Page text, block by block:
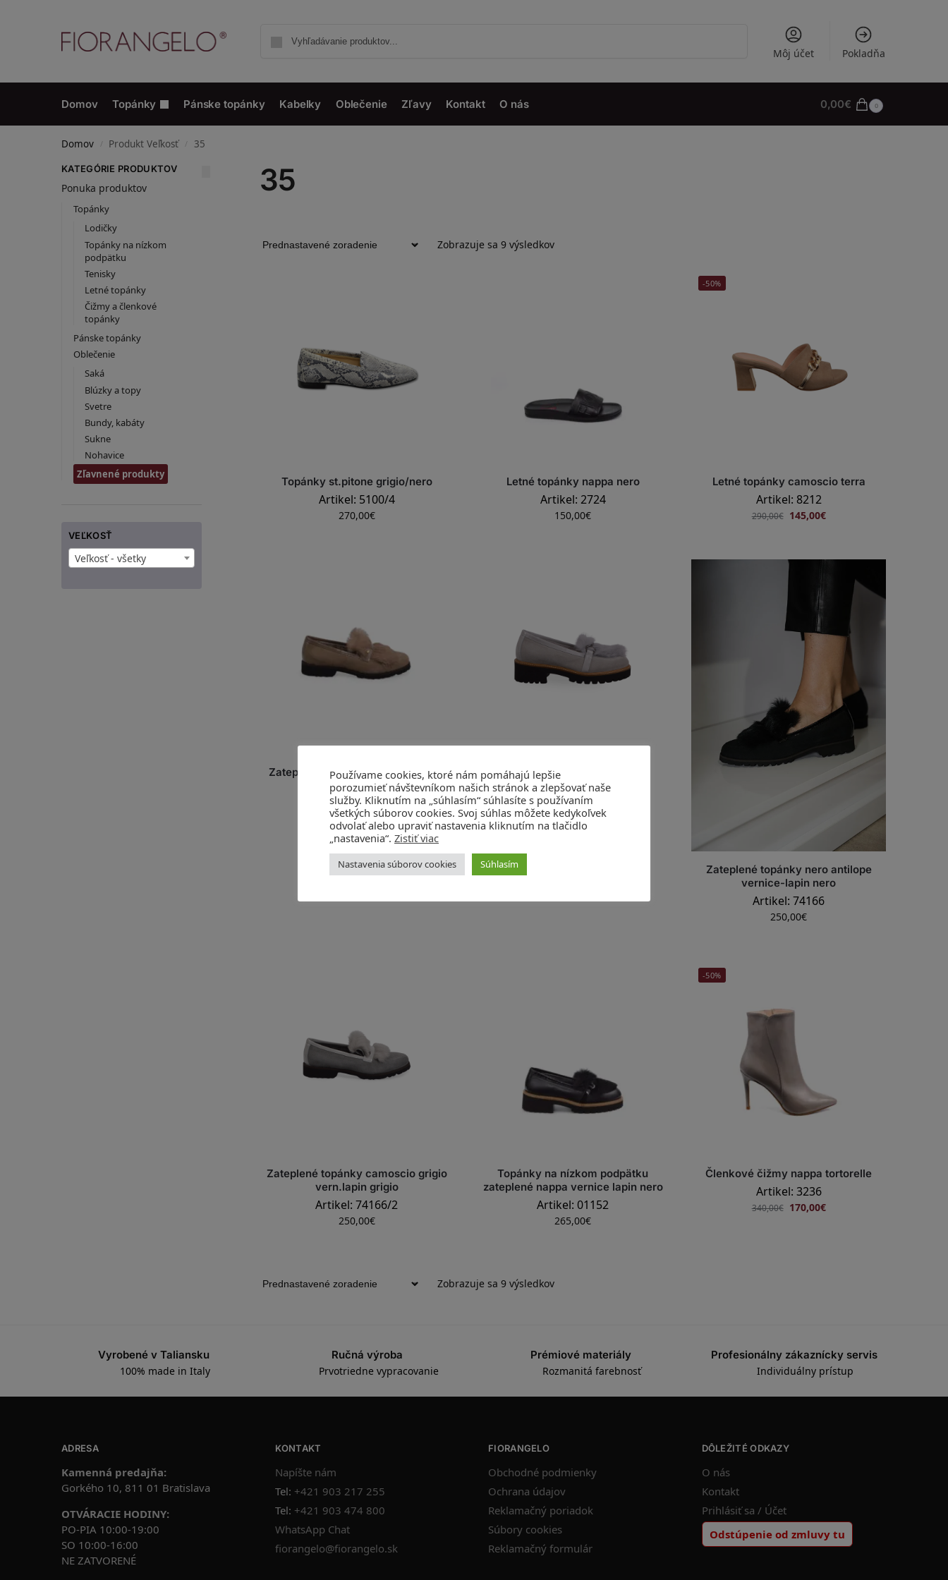
Môj účet Pokladňa
Domov Topánky Pánske topánky Kabelky Oblečenie Zľavy Kontakt O nás 0,00€ 0
Domov / Produkt Veľkosť / 35
35
Zobrazuje sa 9 výsledkov
Topánky st.pitone grigio/nero
Artikel: 5100/4
270,00€
Letné topánky nappa nero
Artikel: 2724
150,00€
-50%
Letné topánky camoscio terra
Artikel: 8212
290,00€ 145,00€
Zateplené topánky camoscio terra
vern.lapin avana
Artikel: 74166/1
250,00€
Topánky na nízkom podpätku
cam.grigio vern.grigio
Artikel: 01152/1
265,00€
Zateplené topánky nero antilope
vernice-lapin nero
Artikel: 74166
250,00€
Zateplené topánky camoscio grigio
vern.lapin grigio
Artikel: 74166/2
250,00€
Topánky na nízkom podpätku
zateplené nappa vernice lapin nero
Artikel: 01152
265,00€
-50%
Členkové čižmy nappa tortorelle
Artikel: 3236
340,00€ 170,00€
Zobrazuje sa 9 výsledkov
KATEGÓRIE PRODUKTOV
Ponuka produktov
Topánky
Lodičky
Topánky na nízkom
podpätku
Tenisky
Letné topánky
Čižmy a členkové
topánky
Pánske topánky
Oblečenie
Saká
Blúzky a topy
Svetre
Bundy, kabáty
Sukne
Nohavice
Zľavnené produkty
VEĽKOSŤ
Veľkosť - všetky
Vyrobené v Taliansku
100% made in Italy
Ručná výroba
Prvotriedne vypracovanie
Prémiové materiály
Rozmanitá farebnosť
Profesionálny zákaznícky servis
Individuálny prístup
ADRESA
Kamenná predajňa:
Gorkého 10, 811 01 Bratislava
OTVÁRACIE HODINY:
PO-PIA 10:00-19:00
SO 10:00-16:00
NE ZATVORENÉ
KONTAKT
Napíšte nám
Tel: +421 903 217 255
Tel: +421 903 474 800
WhatsApp Chat
fiorangelo@fiorangelo.sk
FIORANGELO
Obchodné podmienky
Ochrana údajov
Reklamačný poriadok
Súbory cookies
Reklamačný formulár
DÔLEŽITÉ ODKAZY
O nás
Kontakt
Prihlásiť sa / Účet
Odstúpenie od zmluvy tu
Používame cookies, ktoré nám pomáhajú lepšie
porozumieť návštevníkom našich stránok a zlepšovať naše
služby. Kliknutím na „súhlasím“ súhlasíte s používaním
všetkých súborov cookies. Svoj súhlas môžete kedykoľvek
odvolať alebo upraviť nastavenia kliknutím na tlačidlo
„nastavenia“. Zistiť viac
Nastavenia súborov cookies Súhlasím